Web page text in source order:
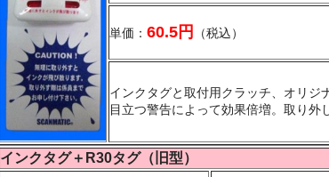
単価： 60.5円 （税込）
インクタグと取付用クラッチ、オリジ
目立つ警告によって効果倍増。取り外
インクタグ＋R30タグ（旧型）